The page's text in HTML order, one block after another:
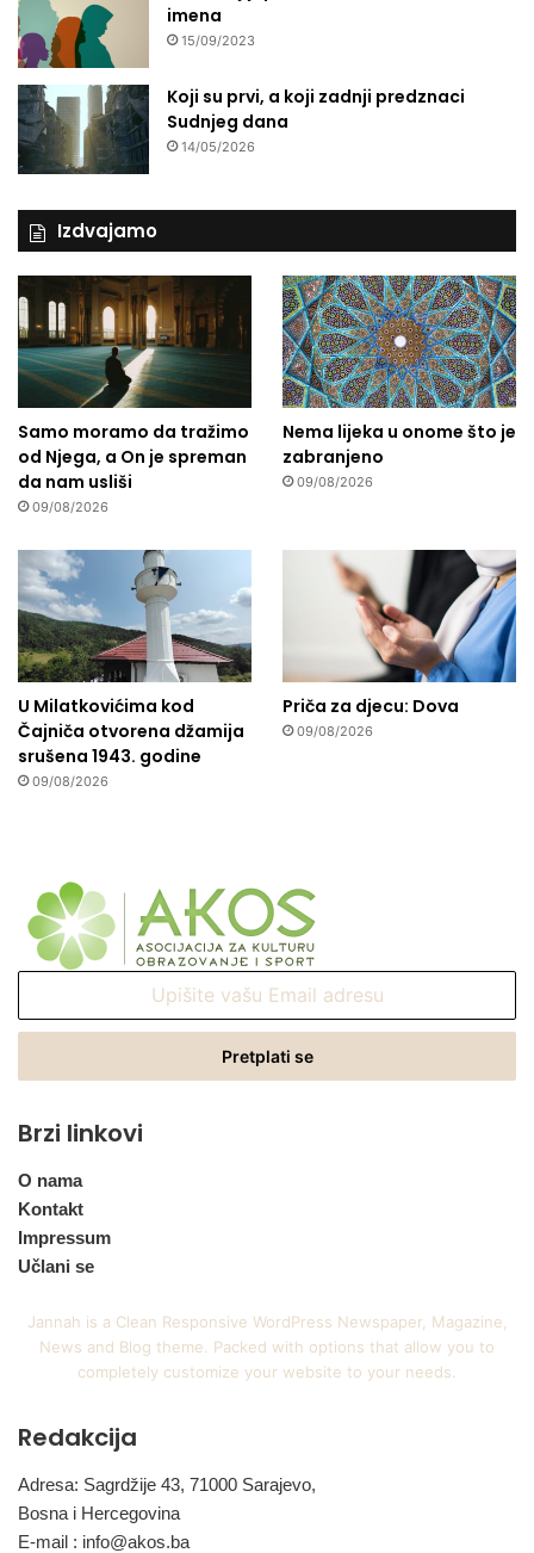
imena
15/09/2023
Koji su prvi, a koji zadnji predznaci
Sudnjeg dana
14/05/2026
Izdvajamo
Samo moramo da tražimo
od Njega, a On je spreman
da nam usliši
09/08/2026
Nema lijeka u onome što je
zabranjeno
09/08/2026
U Milatkovićima kod
Čajniča otvorena džamija
srušena 1943. godine
09/08/2026
Priča za djecu: Dova
09/08/2026
Email
Brzi linkovi
O nama
Kontakt
Impressum
Učlani se
Jannah is a Clean Responsive WordPress Newspaper, Magazine,
News and Blog theme. Packed with options that allow you to
completely customize your website to your needs.
Redakcija
Adresa: Sagrdžije 43, 71000 Sarajevo,
Bosna i Hercegovina
E-mail : info@akos.ba